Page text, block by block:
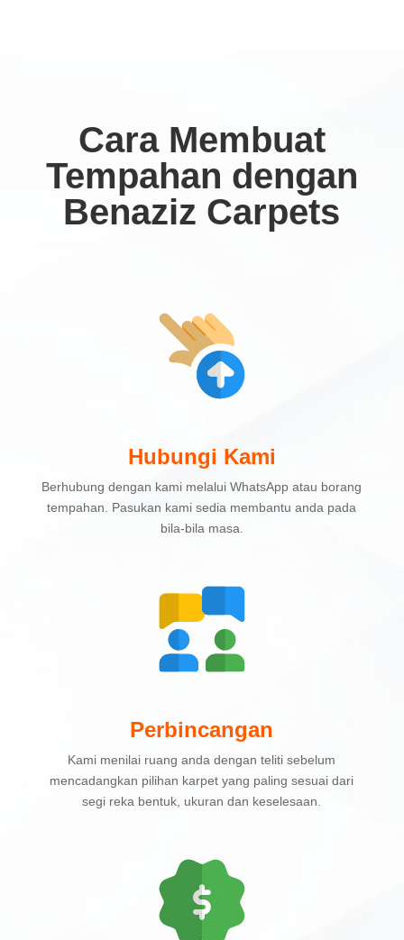
Cara Membuat
Tempahan dengan
Benaziz Carpets
Hubungi Kami
Berhubung dengan kami melalui WhatsApp atau borang
tempahan. Pasukan kami sedia membantu anda pada
bila-bila masa.
Perbincangan
Kami menilai ruang anda dengan teliti sebelum
mencadangkan pilihan karpet yang paling sesuai dari
segi reka bentuk, ukuran dan keselesaan.